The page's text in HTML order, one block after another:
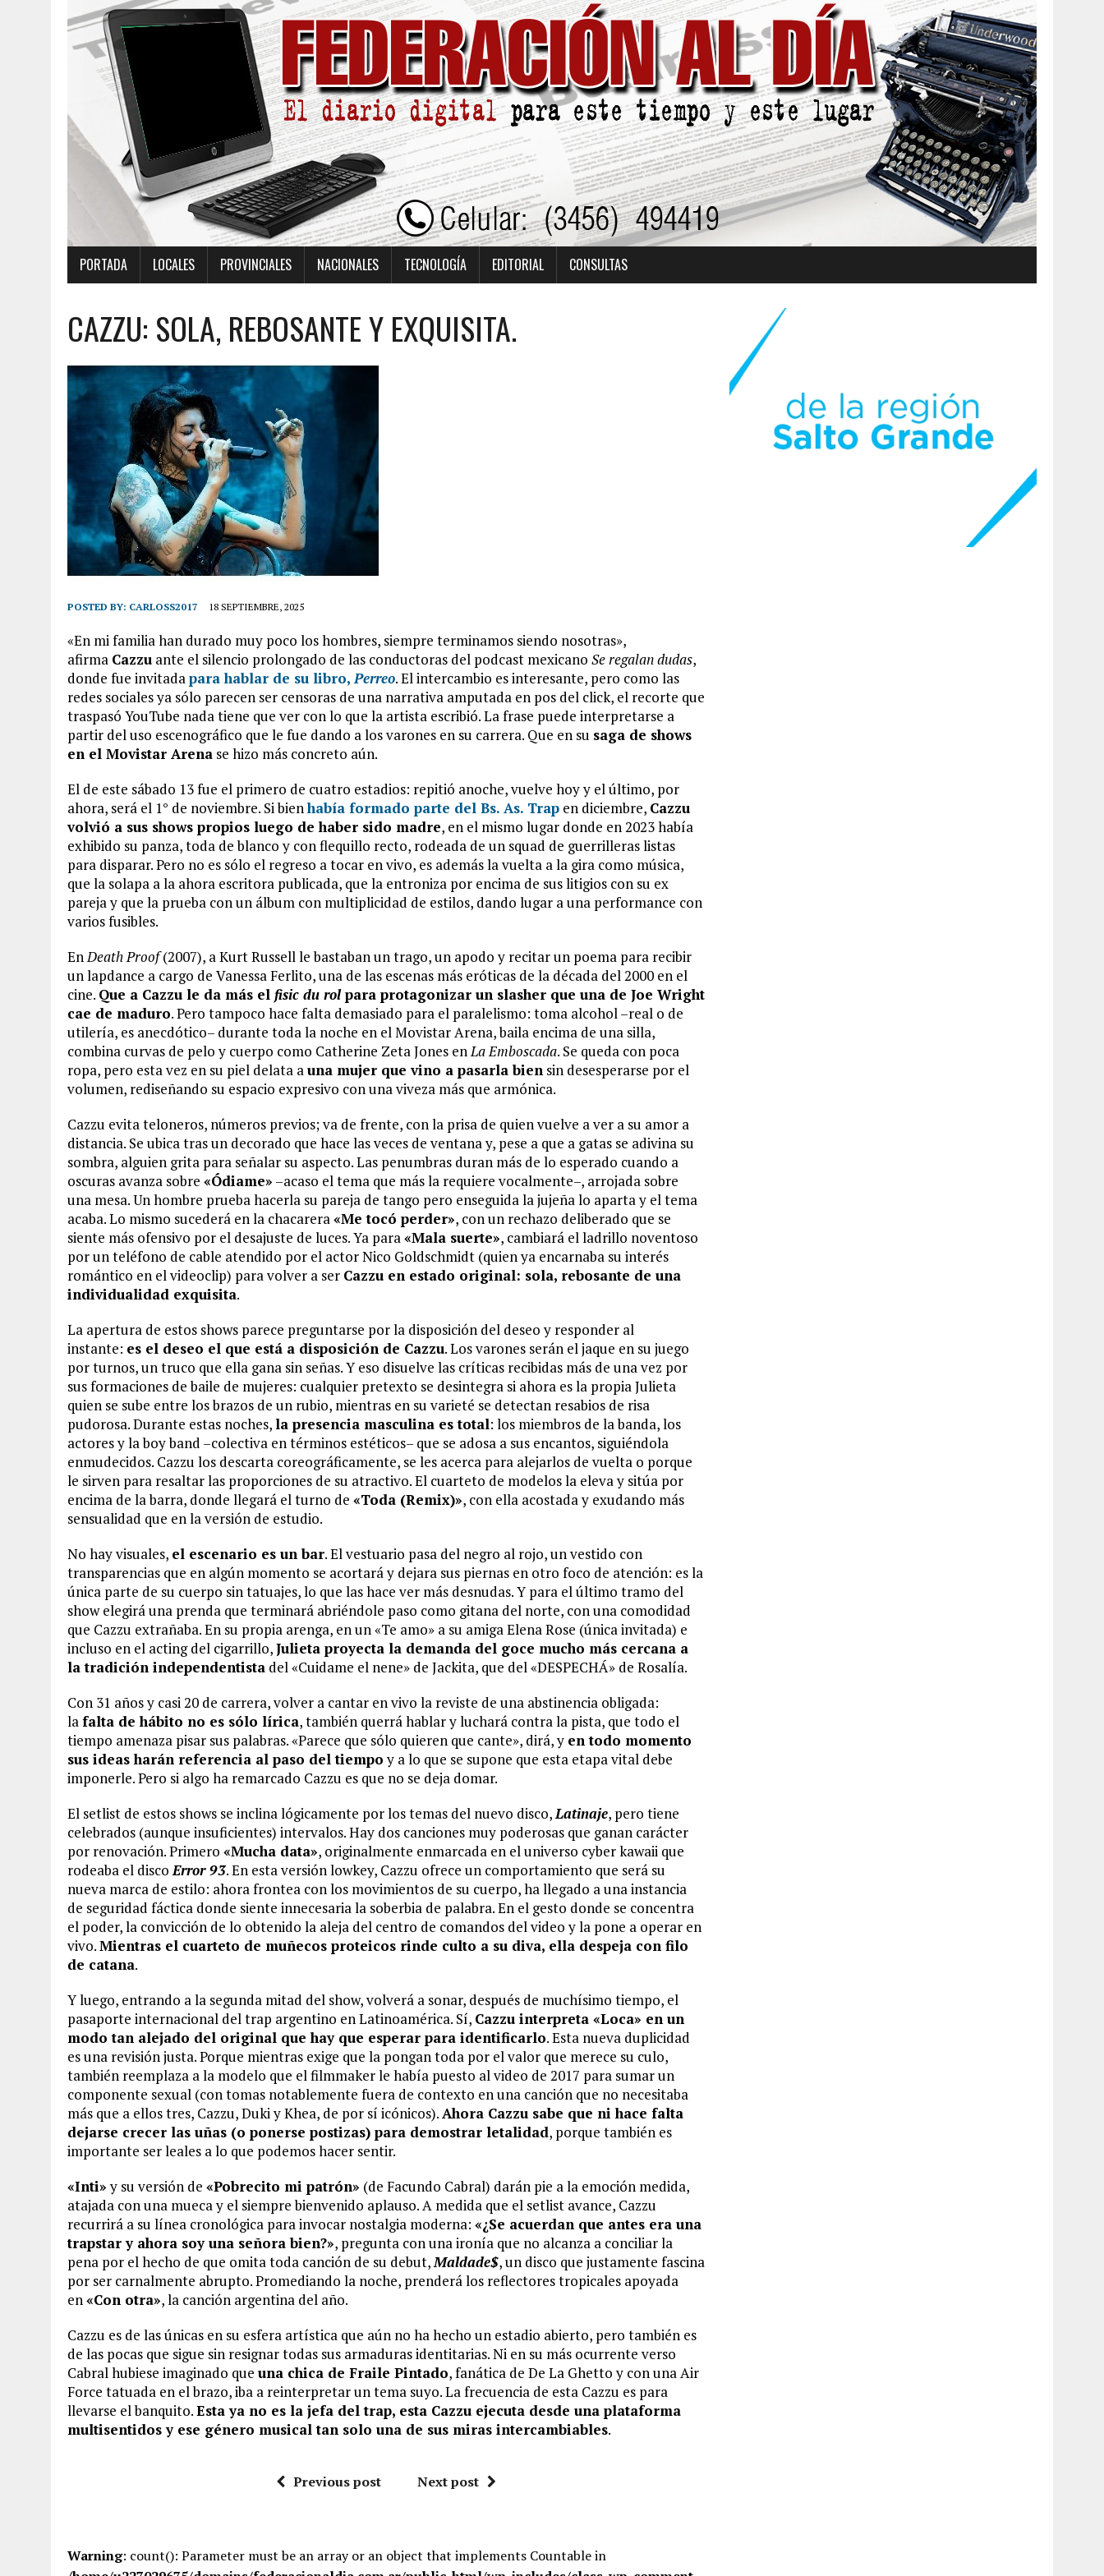
PORTADA LOCALES PROVINCIALES NACIONALES TECNOLOGÍA EDITORIAL CONSULTAS
CAZZU: SOLA, REBOSANTE Y EXQUISITA.
POSTED BY: CARLOSS2017 18 SEPTIEMBRE, 2025
«En mi familia han durado muy poco los hombres, siempre terminamos siendo nosotras»,
afirma Cazzu ante el silencio prolongado de las conductoras del podcast mexicano Se regalan dudas,
donde fue invitadapara hablar de su libro,Perreo. El intercambio es interesante, pero como las
redes sociales ya sólo parecen ser censoras de una narrativa amputada en pos del click, el recorte que
traspasó YouTube nada tiene que ver con lo que la artista escribió. La frase puede interpretarse a
partir del uso escenográfico que le fue dando a los varones en su carrera. Que en su saga de shows
en el Movistar Arena se hizo más concreto aún.
El de este sábado 13 fue el primero de cuatro estadios: repitió anoche, vuelve hoy y el último, por
ahora, será el 1° de noviembre. Si bienhabía formado parte del Bs. As. Trap en diciembre, Cazzu
volvió a sus shows propios luego de haber sido madre, en el mismo lugar donde en 2023 había
exhibido su panza, toda de blanco y con flequillo recto, rodeada de un squad de guerrilleras listas
para disparar. Pero no es sólo el regreso a tocar en vivo, es además la vuelta a la gira como música,
que la solapa a la ahora escritora publicada, que la entroniza por encima de sus litigios con su ex
pareja y que la prueba con un álbum con multiplicidad de estilos, dando lugar a una performance con
varios fusibles.
EnDeath Proof(2007), a Kurt Russell le bastaban un trago, un apodo y recitar un poema para recibir
un lapdance a cargo de Vanessa Ferlito, una de las escenas más eróticas de la década del 2000 en el
cine. Que a Cazzu le da más el fisic du rolpara protagonizar un slasher que una de Joe Wright
cae de maduro. Pero tampoco hace falta demasiado para el paralelismo: toma alcohol –real o de
utilería, es anecdótico– durante toda la noche en el Movistar Arena, baila encima de una silla,
combina curvas de pelo y cuerpo como Catherine Zeta Jones enLa Emboscada. Se queda con poca
ropa, pero esta vez en su piel delata auna mujer que vino a pasarla bien sin desesperarse por el
volumen, rediseñando su espacio expresivo con una viveza más que armónica.
Cazzu evita teloneros, números previos; va de frente, con la prisa de quien vuelve a ver a su amor a
distancia. Se ubica tras un decorado que hace las veces de ventana y, pese a que a gatas se adivina su
sombra, alguien grita para señalar su aspecto. Las penumbras duran más de lo esperado cuando a
oscuras avanza sobre «Ódiame» –acaso el tema que más la requiere vocalmente–, arrojada sobre
una mesa. Un hombre prueba hacerla su pareja de tango pero enseguida la jujeña lo aparta y el tema
acaba. Lo mismo sucederá en la chacarera«Me tocó perder», con un rechazo deliberado que se
siente más ofensivo por el desajuste de luces. Ya para«Mala suerte», cambiará el ladrillo noventoso
por un teléfono de cable atendido por el actor Nico Goldschmidt (quien ya encarnaba su interés
romántico en el videoclip) para volver a ser Cazzu en estado original: sola, rebosante de una
individualidad exquisita.
La apertura de estos shows parece preguntarse por la disposición del deseo y responder al
instante: es el deseo el que está a disposición de Cazzu. Los varones serán el jaque en su juego
por turnos, un truco que ella gana sin señas. Y eso disuelve las críticas recibidas más de una vez por
sus formaciones de baile de mujeres: cualquier pretexto se desintegra si ahora es la propia Julieta
quien se sube entre los brazos de un rubio, mientras en su varieté se detectan resabios de risa
pudorosa. Durante estas noches,la presencia masculina es total: los miembros de la banda, los
actores y la boy band –colectiva en términos estéticos– que se adosa a sus encantos, siguiéndola
enmudecidos. Cazzu los descarta coreográficamente, se les acerca para alejarlos de vuelta o porque
le sirven para resaltar las proporciones de su atractivo. El cuarteto de modelos la eleva y sitúa por
encima de la barra, donde llegará el turno de «Toda (Remix)», con ella acostada y exudando más
sensualidad que en la versión de estudio.
No hay visuales, el escenario es un bar. El vestuario pasa del negro al rojo, un vestido con
transparencias que en algún momento se acortará y dejara sus piernas en otro foco de atención: es la
única parte de su cuerpo sin tatuajes, lo que las hace ver más desnudas. Y para el último tramo del
show elegirá una prenda que terminará abriéndole paso como gitana del norte, con una comodidad
que Cazzu extrañaba. En su propia arenga, en un «Te amo» a su amiga Elena Rose (única invitada) e
incluso en el acting del cigarrillo,Julieta proyecta la demanda del goce mucho más cercana a
la tradición independentista del «Cuidame el nene» de Jackita, que del «DESPECHÁ» de Rosalía.
Con 31 años y casi 20 de carrera, volver a cantar en vivo la reviste de una abstinencia obligada:
lafalta de hábito no es sólo lírica, también querrá hablar y luchará contra la pista, que todo el
tiempo amenaza pisar sus palabras. «Parece que sólo quieren que cante», dirá, y en todo momento
sus ideas harán referencia al paso del tiempoy a lo que se supone que esta etapa vital debe
imponerle. Pero si algo ha remarcado Cazzu es que no se deja domar.
El setlist de estos shows se inclina lógicamente por los temas del nuevo disco,Latinaje, pero tiene
celebrados (aunque insuficientes) intervalos. Hay dos canciones muy poderosas que ganan carácter
por renovación. Primero «Mucha data», originalmente enmarcada en el universo cyber kawaii que
rodeaba el discoError 93. En esta versión lowkey, Cazzu ofrece un comportamiento que será su
nueva marca de estilo: ahora frontea con los movimientos de su cuerpo, ha llegado a una instancia
de seguridad fáctica donde siente innecesaria la soberbia de palabra. En el gesto donde se concentra
el poder, la convicción de lo obtenido la aleja del centro de comandos del video y la pone a operar en
vivo.Mientras el cuarteto de muñecos proteicos rinde culto a su diva, ella despeja con filo
de catana.
Y luego, entrando a la segunda mitad del show, volverá a sonar, después de muchísimo tiempo, el
pasaporte internacional del trap argentino en Latinoamérica. Sí, Cazzu interpreta «Loca» en un
modo tan alejado del original que hay que esperar para identificarlo. Esta nueva duplicidad
es una revisión justa. Porque mientras exige que la pongan toda por el valor que merece su culo,
también reemplaza a la modelo que el filmmaker le había puesto al video de 2017 para sumar un
componente sexual (con tomas notablemente fuera de contexto en una canción que no necesitaba
más que a ellos tres, Cazzu, Duki y Khea, de por sí icónicos).Ahora Cazzu sabe que ni hace falta
dejarse crecer las uñas (o ponerse postizas) para demostrar letalidad, porque también es
importante ser leales a lo que podemos hacer sentir.
«Inti»y su versión de «Pobrecito mi patrón» (de Facundo Cabral) darán pie a la emoción medida,
atajada con una mueca y el siempre bienvenido aplauso. A medida que el setlist avance, Cazzu
recurrirá a su línea cronológica para invocar nostalgia moderna: «¿Se acuerdan que antes era una
trapstar y ahora soy una señora bien?», pregunta con una ironía que no alcanza a conciliar la
pena por el hecho de que omita toda canción de su debut,Maldade$, un disco que justamente fascina
por ser carnalmente abrupto. Promediando la noche, prenderá los reflectores tropicales apoyada
en«Con otra», la canción argentina del año.
Cazzu es de las únicas en su esfera artística que aún no ha hecho un estadio abierto, pero también es
de las pocas que sigue sin resignar todas sus armaduras identitarias. Ni en su más ocurrente verso
Cabral hubiese imaginado que una chica de Fraile Pintado, fanática de De La Ghetto y con una Air
Force tatuada en el brazo, iba a reinterpretar un tema suyo. La frecuencia de esta Cazzu es para
llevarse el banquito.Esta ya no es la jefa del trap, esta Cazzu ejecuta desde una plataforma
multisentidos y ese género musical tan solo una de sus miras intercambiables.
Previous post Next post
Warning: count(): Parameter must be an array or an object that implements Countable in